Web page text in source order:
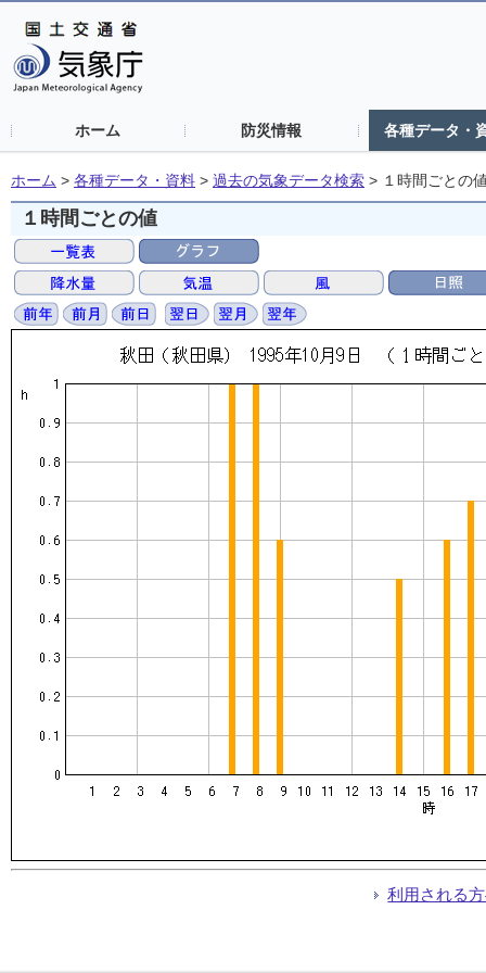
ホーム 防災情報 各種データ・
ホーム > 各種データ・資料 > 過去の気象データ検索 > １時間ごとの
１時間ごとの値
利用される